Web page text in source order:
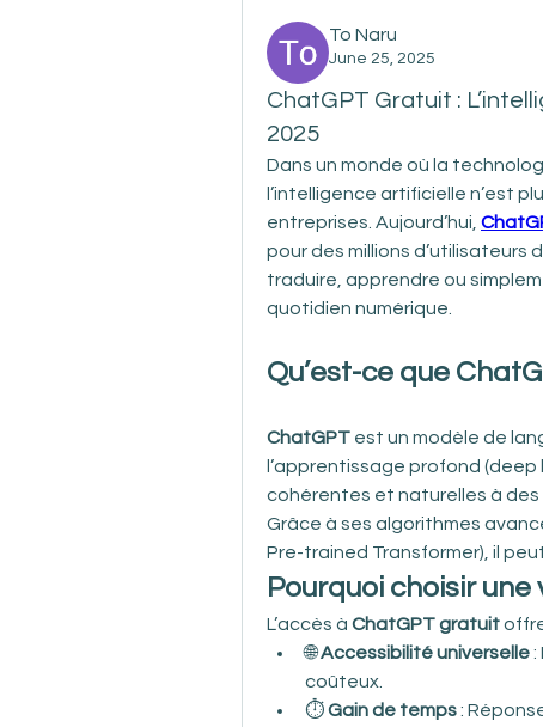
To Naru
June 25, 2025
ChatGPT Gratuit :
2025
Dans un monde où la
l’intelligence artificielle n’est
entreprises. Aujourd’hui,
pour des millions d’utilisateurs
traduire, apprendre ou
quotidien numérique.
Qu’est-ce que
ChatGPT est un modèle de
l’apprentissage profond
cohérentes et naturelles à
Grâce à ses algorithmes
Pre-trained Transformer), il
Pourquoi choisir
L’accès à ChatGPT gratuit
🌐 Accessibilité universelle :
coûteux.
⏱️ Gain de temps :